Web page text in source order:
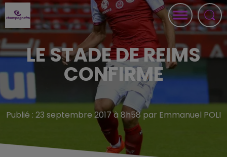
LE STADE DE REIMS
CONFIRME
Publié : 23 septembre 2017 à 8h58 par Emmanuel POLI